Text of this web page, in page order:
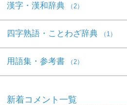
漢字・漢和辞典 （2）
四字熟語・ことわざ辞典 （1）
用語集・参考書 （2）
新着コメント一覧